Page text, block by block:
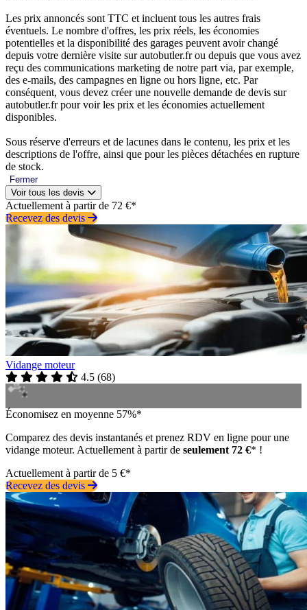
Les prix annoncés sont TTC et incluent tous les autres frais
éventuels. Le nombre d'offres, les prix réels, les économies
potentielles et la disponibilité des garages peuvent avoir changé
depuis votre dernière visite sur autobutler.fr ou depuis que vous avez
reçu des communications marketing de notre part via, par exemple,
des e-mails, des campagnes en ligne ou hors ligne, etc. Par
conséquent, vous devez créer une nouvelle demande de devis sur
autobutler.fr pour voir les prix et les économies actuellement
disponibles.
Sous réserve d'erreurs et de lacunes dans le contenu, les prix et les
descriptions de l'offre, ainsi que pour les pièces détachées en rupture
de stock.
Fermer
Voir tous les devis
Actuellement à partir de 72 €*
Recevez des devis
Vidange moteur
4.5 (68)
Économisez en moyenne 57%*
Comparez des devis instantanés et prenez RDV en ligne pour une
vidange moteur. Actuellement à partir de seulement 72 €* !
Actuellement à partir de 5 €*
Recevez des devis